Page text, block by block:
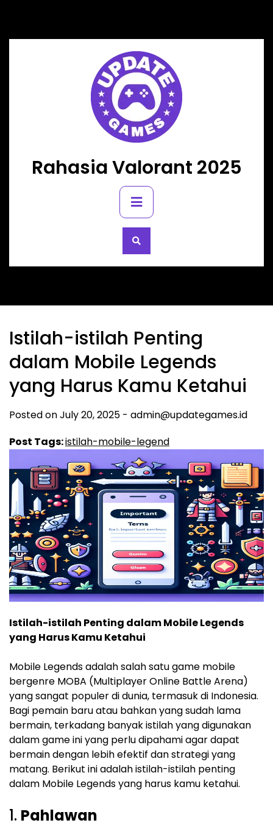
content
Rahasia Valorant 2025
Primary
Menu
Istilah-istilah Penting
dalam Mobile Legends
yang Harus Kamu Ketahui
Posted onJuly 20, 2025 - admin@updategames.id
Post Tags:istilah-mobile-legend
Istilah-istilah Penting dalam Mobile Legends
yang Harus Kamu Ketahui
Mobile Legends adalah salah satu game mobile
bergenre MOBA (Multiplayer Online Battle Arena)
yang sangat populer di dunia, termasuk di Indonesia.
Bagi pemain baru atau bahkan yang sudah lama
bermain, terkadang banyak istilah yang digunakan
dalam game ini yang perlu dipahami agar dapat
bermain dengan lebih efektif dan strategi yang
matang. Berikut ini adalah istilah-istilah penting
dalam Mobile Legends yang harus kamu ketahui.
1. Pahlawan